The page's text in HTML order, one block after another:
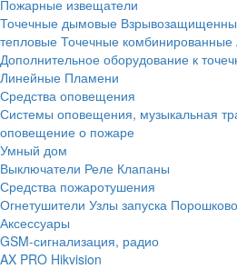
Пожарные извещатели
Точечные дымовые
тепловые Точечные комбинированные
Дополнительное оборудование к
Линейные Пламени
Средства оповещения
Системы оповещения, музыкальная
оповещение о пожаре
Умный дом
Выключатели Реле Клапаны
Средства пожаротушения
Огнетушители Узлы запуска
Аксессуары
GSM-сигнализация, радио
AX PRO Hikvision